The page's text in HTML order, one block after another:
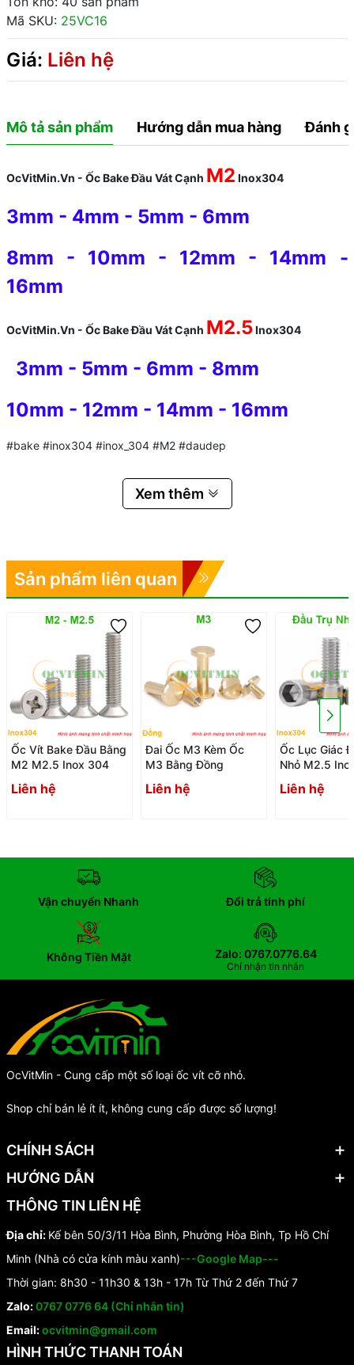
Mã SKU: 25VC16
Giá: Liên hệ
Mô tả sản phẩm Hướng dẫn mua hàng Đánh
OcVitMin.Vn - Ốc Bake Đầu Vát Cạnh M2 Inox304
3mm - 4mm - 5mm - 6mm
8mm - 10mm - 12mm - 14mm -
16mm
OcVitMin.Vn - Ốc Bake Đầu Vát Cạnh M2.5Inox304
3mm - 5mm - 6mm - 8mm
10mm - 12mm - 14mm - 16mm
#bake #inox304 #inox_304 #M2 #daudep
Xem thêm
Sản phẩm liên quan
Ốc Vít Bake Đầu Bằng
M2 M2.5 Inox 304
Liên hệ
Đai Ốc M3 Kèm Ốc
M3 Bằng Đồng
Liên hệ
Ốc Lục Giác
Nhỏ M2.5
Liên hệ
Vận chuyển Nhanh Đổi trả tính phí
Không Tiền Mặt Zalo: 0767.0776.64
Chỉ nhận tin nhắn
OcVitMin - Cung cấp một số loại ốc vít cỡ nhỏ.
Shop chỉ bán lẻ ít ít, không cung cấp được số lượng!
CHÍNH SÁCH
HƯỚNG DẪN
THÔNG TIN LIÊN HỆ
Địa chỉ: Kế bên 50/3/11 Hòa Bình, Phường Hòa Bình, Tp Hồ Chí
Minh (Nhà có cửa kính màu xanh)---Google Map---
Thời gian: 8h30 - 11h30 & 13h - 17h Từ Thứ 2 đến Thứ 7
Zalo:0767 0776 64 (Chỉ nhắn tin)
Email:ocvitmin@gmail.com
HÌNH THỨC THANH TOÁN